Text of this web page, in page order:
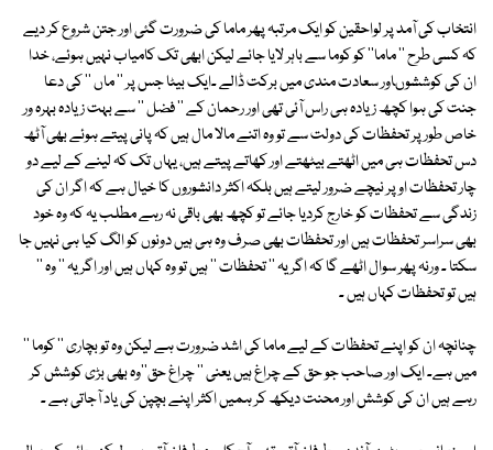
انتخاب کی آمد پر لواحقین کو ایک مرتبہ پھر ماما کی ضرورت گئی اور جتن شروع کر دیے
کہ کسی طرح '' ماما'' کو کوما سے باہر لایا جائے لیکن ابھی تک کامیاب نہیں ہوئے، خدا
ان کی کوششوںاور سعادت مندی میں برکت ڈالے ۔ایک بیٹا جس پر '' ماں '' کی دعا
جنت کی ہوا کچھ زیادہ ہی راس آئی تھی اور رحمان کے '' فضل '' سے بہت زیادہ بہرہ ور
خاص طور پر تحفظات کی دولت سے تو وہ اتنے مالا مال ہیں کہ پانی پیتے ہوئے بھی آٹھ
دس تحفظات ہی میں اٹھتے بیٹھتے اور کھاتے پیتے ہیں، یہاں تک کہ لینے کے لیے دو
چار تحفظات اوپر نیچے ضرور لیتے ہیں بلکہ اکثر دانشوروں کا خیال ہے کہ اگر ان کی
زندگی سے تحفظات کو خارج کردیا جائے تو کچھ بھی باقی نہ رہے مطلب یہ کہ وہ خود
بھی سراسر تحفظات ہیں اور تحفظات بھی صرف وہ ہی ہیں دونوں کو الگ کیا ہی نہیں جا
سکتا ۔ ورنہ پھر سوال اٹھے گا کہ اگر یہ '' تحفظات '' ہیں تو وہ کہاں ہیں اور اگر یہ '' وہ ''
ہیں تو تحفظات کہاں ہیں ۔
چنانچہ ان کو اپنے تحفظات کے لیے ماما کی اشد ضرورت ہے لیکن وہ تو بچاری '' کوما ''
میں ہے۔ ایک اور صاحب جو حق کے چراغ ہیں یعنی '' چراغ حق''وہ بھی بڑی کوشش کر
رہے ہیں ان کی کوشش اور محنت دیکھ کر ہمیں اکثر اپنے بچپن کی یاد آجاتی ہے ۔